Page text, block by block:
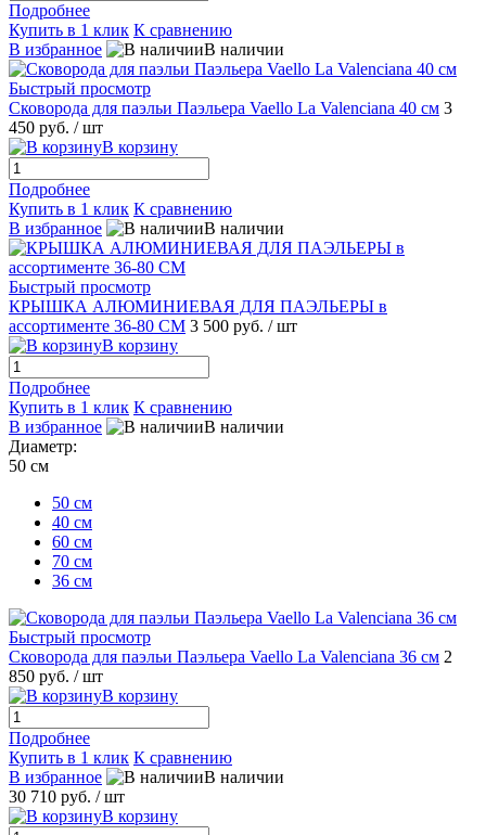
Подробнее
Купить в 1 клик К сравнению
В избранное
В наличии
Быстрый просмотр
Сковорода для паэльи Паэльера Vaello La Valenciana 40 см 3
450 руб. / шт
В корзину
Подробнее
Купить в 1 клик К сравнению
В избранное
В наличии
Быстрый просмотр
КРЫШКА АЛЮМИНИЕВАЯ ДЛЯ ПАЭЛЬЕРЫ в
ассортименте 36-80 СМ 3 500 руб. / шт
В корзину
Подробнее
Купить в 1 клик К сравнению
В избранное
В наличии
Диаметр:
50 см
50 см
40 см
60 см
70 см
36 см
Быстрый просмотр
Сковорода для паэльи Паэльера Vaello La Valenciana 36 см 2
850 руб. / шт
В корзину
Подробнее
Купить в 1 клик К сравнению
В избранное
В наличии
30 710 руб. / шт
В корзину